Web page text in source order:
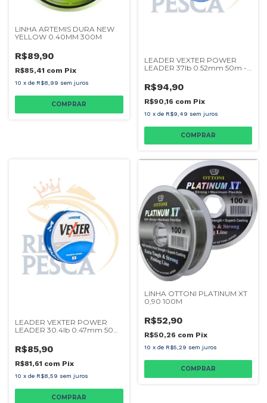
LINHA ARTEMIS DURA NEW
YELLOW 0.40MM 300M
R$89,90
R$85,41 com Pix
10 x de R$8,99 sem juros
LEADER VEXTER POWER
LEADER 37lb 0.52mm 50m -
R$94,90
R$90,16 com Pix
10 x de R$9,49 sem juros
LEADER VEXTER POWER
LEADER 30.4lb 0.47mm 50m
R$85,90
R$81,61 com Pix
10 x de R$8,59 sem juros
LINHA OTTONI PLATINUM XT
0,90 100M
R$52,90
R$50,26 com Pix
10 x de R$5,29 sem juros